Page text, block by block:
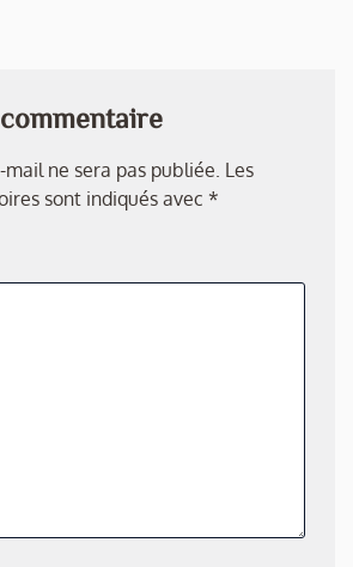
ne sera pas publiée. Les
sont indiqués avec *